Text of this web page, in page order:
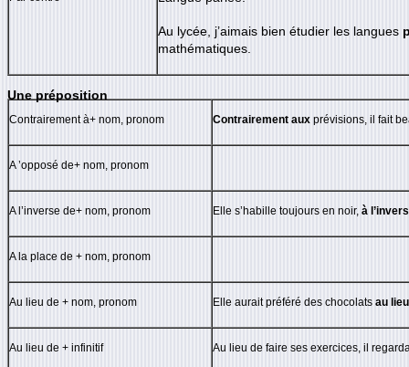
Au lycée, j’aimais bien étudier les langues
mathématiques.
Une préposition
Contrairement à+ nom, pronom Contrairement aux prévisions, il fait
A ’opposé de+ nom, pronom
A l’inverse de+ nom, pronom Elle s’habille toujours en noir, à
A la place de + nom, pronom
Au lieu de + nom, pronom Elle aurait préféré des chocolats au
Au lieu de + infinitif Au lieu de faire ses exercices, il